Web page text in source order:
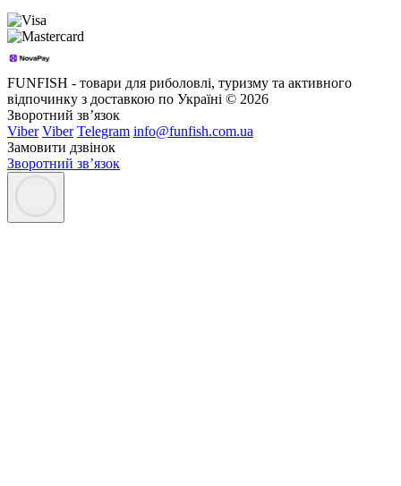
FUNFISH - товари для риболовлі, туризму та активного
відпочинку з доставкою по Україні © 2026
Зворотний зв’язок
Viber Viber Telegram info@funfish.com.ua
Замовити дзвінок
Зворотний зв’язок